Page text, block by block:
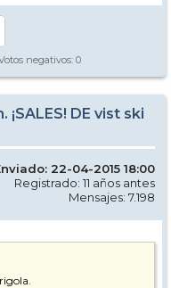
negativos: 0
DE vist ski
22-04-2015 18:00
Registrado: 11 años antes
Mensajes: 7.198